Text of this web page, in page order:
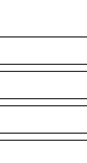
Grußtext.